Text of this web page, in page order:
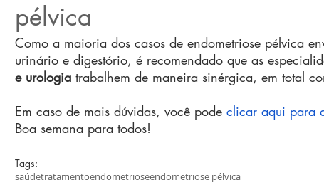
pélvica
Como a maioria dos casos de endometriose pélvica
urinário e digestório, é recomendado que as
e urologia trabalhem de maneira sinérgica, em total
Em caso de mais dúvidas, você pode clicar aqui para
Boa semana para todos!
Tags:
saúdetratamentoendometrioseendometriose pélvica